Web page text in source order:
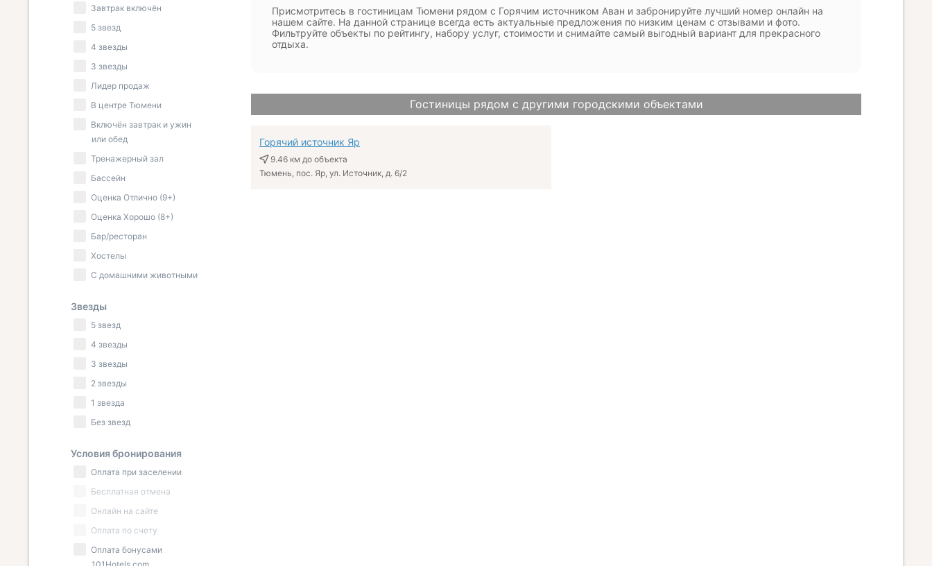
Присмотритесь в гостиницам Тюмени рядом с Горячим источником Аван и забронируйте лучший номер онлайн на
нашем сайте. На данной странице всегда есть актуальные предложения по низким ценам с отзывами и фото.
Фильтруйте объекты по рейтингу, набору услуг, стоимости и снимайте самый выгодный вариант для прекрасного
отдыха.
Гостиницы рядом с другими городскими объектами
Горячий источник Яр
9.46 км до объекта
Тюмень, пос. Яр, ул. Источник, д. 6/2
Завтрак включён
5 звезд
4 звезды
3 звезды
Лидер продаж
В центре Тюмени
Включён завтрак и ужин
или обед
Тренажерный зал
Бассейн
Оценка Отлично (9+)
Оценка Хорошо (8+)
Бар/ресторан
Хостелы
С домашними животными
Звезды
5 звезд
4 звезды
3 звезды
2 звезды
1 звезда
Без звезд
Условия бронирования
Оплата при заселении
Бесплатная отмена
Онлайн на сайте
Оплата по счету
Оплата бонусами